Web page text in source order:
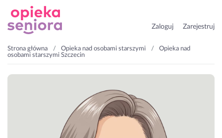
Zaloguj Zarejestruj
Strona główna Opieka nad osobami starszymi
Opieka nad
osobami starszymi Szczecin